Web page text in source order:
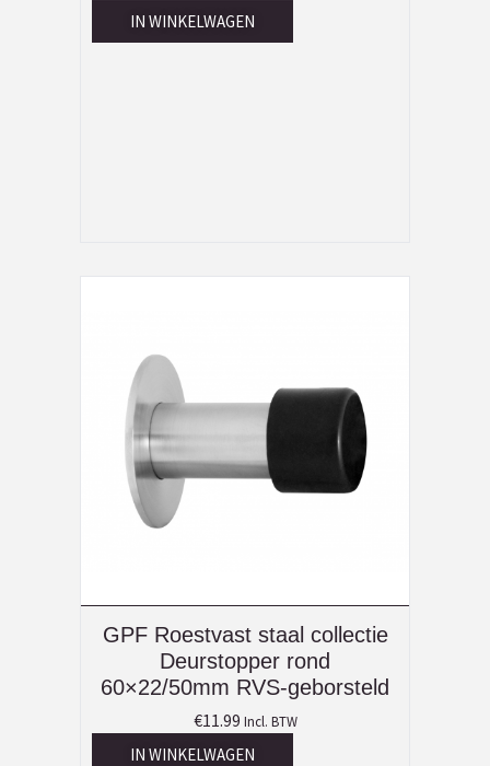
IN WINKELWAGEN
GPF Roestvast staal collectie
Deurstopper rond
60×22/50mm RVS-geborsteld
€11.99 Incl. BTW
IN WINKELWAGEN